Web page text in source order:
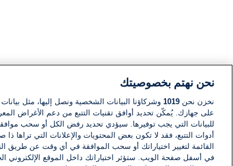
نحن نهتم بخصوصيتك
نخزن نحن 1019 وشركاؤنا البيانات الشخصية ونصل إليها، مثل
على جهازك. يُمكّن تحديد أوافق تقنيات التتبع من دعم الأغراض
للبيانات التي يجب توفيرها. سيؤدي تحديد رفض الكل أو سحب
أدوات التتبع، فقد لا تكون بعض المحتويات والإعلانات التي
القائمة لتغيير اختياراتك أو سحب الموافقة في أي وقت عن طريق
في أسفل صفحة الويب. ستؤثر اختياراتك داخل الموقع الإلكتروني